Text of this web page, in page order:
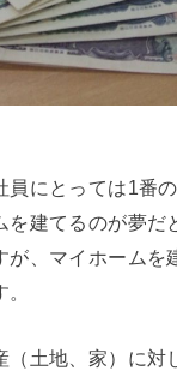
員にとっては1番
を建てるのが夢だ
が、マイホームを
（土地、家）に対